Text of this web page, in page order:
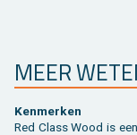
MEER
Ken­mer­ken
Red Class Wood is